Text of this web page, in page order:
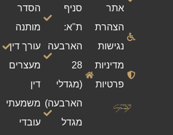
אתר
הצהרת
נגישות
מדיניות
פרטיות
סניף
ת"א:
הארבעה
28
(מגדלי
הארבעה)
מגדל
הסדר
מותנה
עורך דין
מעצרים
דין
משמעתי
עובדי